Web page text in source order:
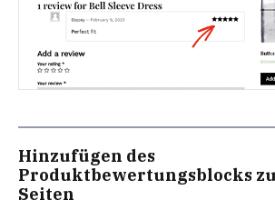
Hinzufügen des
Produktbewertungsblocks
Seiten